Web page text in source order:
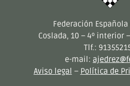
Federación Española
Coslada, 10 – 4º interior
Tlf.:
e-mail:
Aviso legal – Política de